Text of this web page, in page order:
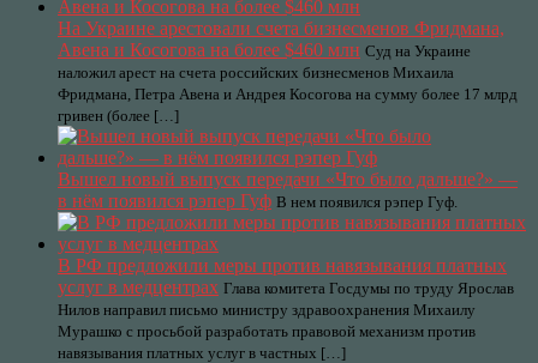
На Украине арестовали счета бизнесменов Фридмана,
Авена и Косогова на более $460 млн Суд на Украине
наложил арест на счета российских бизнесменов Михаила
Фридмана, Петра Авена и Андрея Косогова на сумму более 17 млрд
гривен (более […]
Вышел новый выпуск передачи «Что было дальше?» —
в нём появился рэпер Гуф В нем появился рэпер Гуф.
В РФ предложили меры против навязывания платных
услуг в медцентрах Глава комитета Госдумы по труду Ярослав
Нилов направил письмо министру здравоохранения Михаилу
Мурашко с просьбой разработать правовой механизм против
навязывания платных услуг в частных […]